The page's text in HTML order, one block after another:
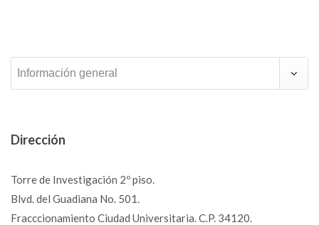
Información general
Dirección
Torre de Investigación 2º piso.
Blvd. del Guadiana No. 501.
Fracccionamiento Ciudad Universitaria. C.P. 34120.